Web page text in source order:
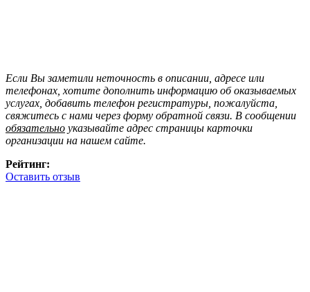
Если Вы заметили неточность в описании, адресе или
телефонах, хотите дополнить информацию об оказываемых
услугах, добавить телефон регистратуры, пожалуйста,
свяжитесь с нами через форму обратной связи. В сообщении
обязательно указывайте адрес страницы карточки
организации на нашем сайте.
Рейтинг:
Оставить отзыв